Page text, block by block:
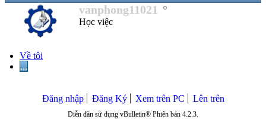
vanphong11021
Học việc
Về tôi
...
Đăng nhập Đăng Ký Xem trên PC Lên trên
Diễn đàn sử dụng vBulletin® Phiên bản 4.2.3.